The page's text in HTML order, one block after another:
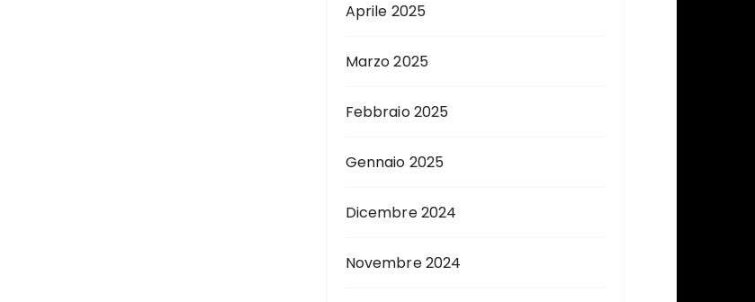
Aprile 2025
Marzo 2025
Febbraio 2025
Gennaio 2025
Dicembre 2024
Novembre 2024